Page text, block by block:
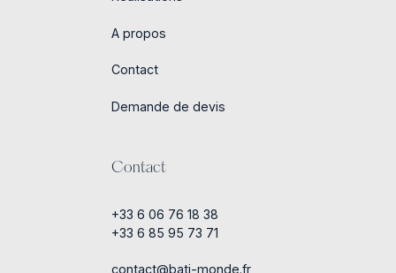
A propos
Contact
Demande de devis
Contact
+33 6 06 76 18 38
+33 6 85 95 73 71
contact@bati-monde.fr